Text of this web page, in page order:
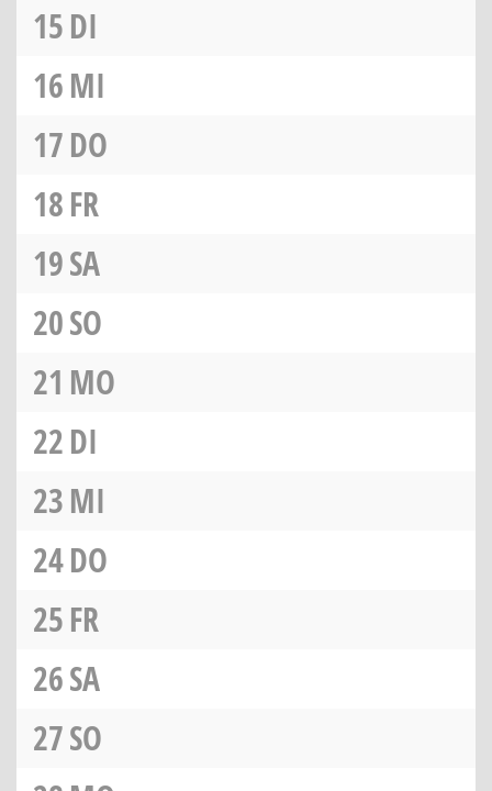
15DI
16MI
17DO
18FR
19SA
20SO
21 MO
22DI
23MI
24DO
25FR
26SA
27SO